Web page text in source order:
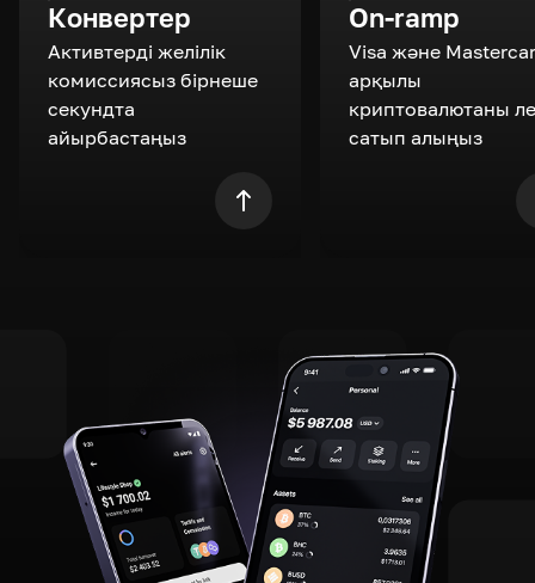
Конвертер
Активтерді желілік
комиссиясыз бірнеше
секундта
айырбастаңыз
On-ramp
Visa және
арқылы
криптовалютаны
сатып алыңыз